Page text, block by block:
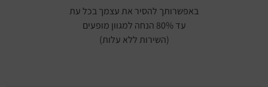
באפשרותך להסיר את עצמך בכל עת
עד 80% הנחה למגוון מופעים
(השירות ללא עלות)